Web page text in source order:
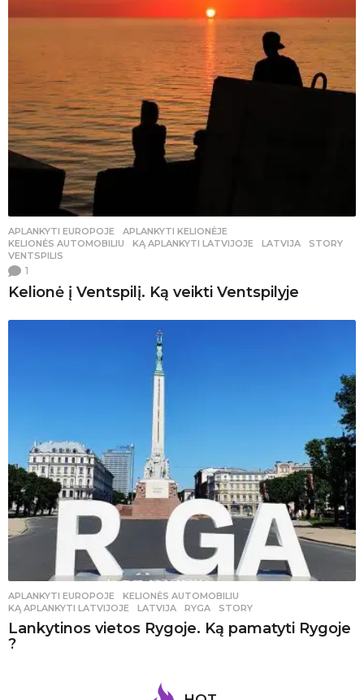
APLANKYTI EUROPOJE ,APLANKYTI KELIONĖJE
KELIONĖS AUTOMOBILIU
KĄ APLANKYTI LATVIJOJE ,LATVIJA ,STORY
VENTSPILIS
1
Kelionė į Ventspilį. Ką veikti Ventspilyje
APLANKYTI EUROPOJE ,KELIONĖS AUTOMOBILIU
KĄ APLANKYTI LATVIJOJE
,LATVIJA ,RYGA ,STORY
Lankytinos vietos Rygoje. Ką pamatyti Rygoje
?